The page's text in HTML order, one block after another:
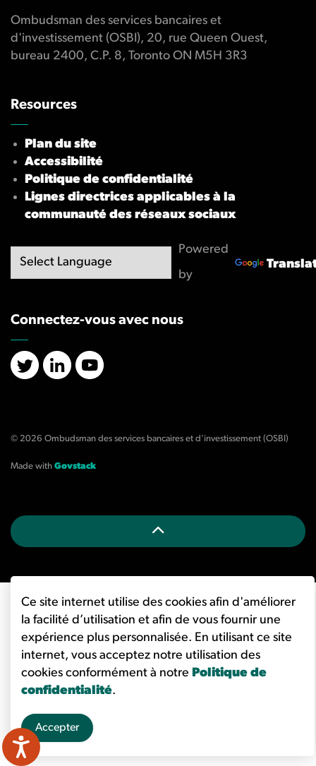
Ombudsman des services bancaires et
d'investissement (OSBI), 20, rue Queen Ouest,
bureau 2400, C.P. 8, Toronto ON M5H 3R3
Resources
Plan du site
Accessibilité
Politique de confidentialité
Lignes directrices applicables à la
communauté des réseaux sociaux
Powered
by
Connectez-vous avec nous
X/TwitterLinkedInYouTube
© 2026 Ombudsman des services bancaires et d'investissement (OSBI)
Made with Govstack
Ce site internet utilise des cookies afin d'améliorer
la facilité d’utilisation et afin de vous fournir une
expérience plus personnalisée. En utilisant ce site
internet, vous acceptez notre utilisation des
cookies conformément à notre Politique de
confidentialité.
Accepter